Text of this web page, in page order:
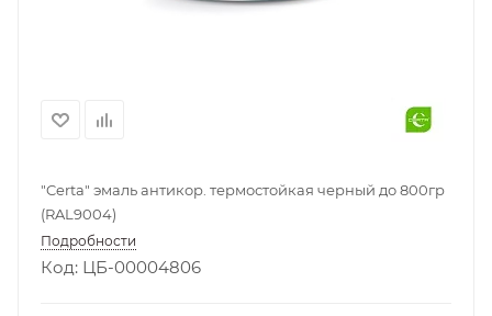
"Certa" эмаль антикор. термостойкая черный до 800гр
(RAL9004)
Подробности
Код: ЦБ-00004806